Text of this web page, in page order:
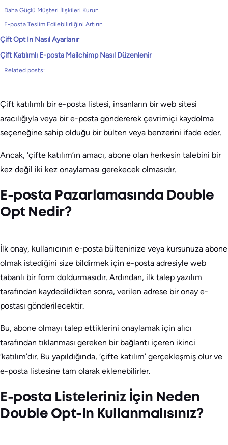
Daha Güçlü Müşteri İlişkileri Kurun
E-posta Teslim Edilebilirliğini Artırın
Çift Opt In Nasıl Ayarlanır
Çift Katılımlı E-posta Mailchimp Nasıl Düzenlenir
Related posts:
Çift katılımlı bir e-posta listesi, insanların bir web sitesi
aracılığıyla veya bir e-posta göndererek çevrimiçi kaydolma
seçeneğine sahip olduğu bir bülten veya benzerini ifade eder.
Ancak, ‘çifte katılım’ın amacı, abone olan herkesin talebini bir
kez değil iki kez onaylaması gerekecek olmasıdır.
E-posta Pazarlamasında Double
Opt Nedir?
İlk onay, kullanıcının e-posta bülteninize veya kursunuza abone
olmak istediğini size bildirmek için e-posta adresiyle web
tabanlı bir form doldurmasıdır. Ardından, ilk talep yazılım
tarafından kaydedildikten sonra, verilen adrese bir onay e-
postası gönderilecektir.
Bu, abone olmayı talep ettiklerini onaylamak için alıcı
tarafından tıklanması gereken bir bağlantı içeren ikinci
‘katılım’dır. Bu yapıldığında, ‘çifte katılım’ gerçekleşmiş olur ve
e-posta listesine tam olarak eklenebilirler.
E-posta Listeleriniz İçin Neden
Double Opt-In Kullanmalısınız?